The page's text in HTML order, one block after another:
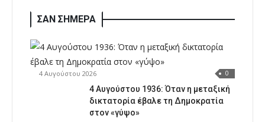
ΣΑΝ ΣΗΜΕΡΑ
4 Αυγούστου 2026 0
4 Αυγούστου 1936: Όταν η μεταξική
δικτατορία έβαλε τη Δημοκρατία
στον «γύψο»